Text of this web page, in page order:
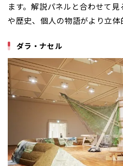
ます。解説パネルと合わせて
や歴史、個人の物語がより立体
ダラ・ナセル